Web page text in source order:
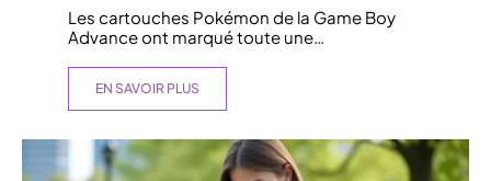
Les cartouches Pokémon de la Game Boy
Advance ont marqué toute une…
EN SAVOIR PLUS